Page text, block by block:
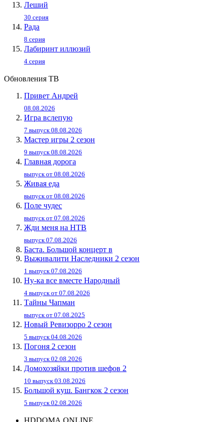
Леший
30 серия
Рада
8 серия
Лабиринт иллюзий
4 серия
Обновления ТВ
Привет Андpей
08.08.2026
Игра вслепую
7 выпуск 08.08.2026
Мастер игры 2 сезон
9 выпуск 08.08.2026
Главная дорога
выпуск от 08.08.2026
Живaя eдa
выпуск от 08.08.2026
Поле чудес
выпуск от 07.08.2026
Жди меня на НТВ
выпуск 07.08.2026
Баста. Большой концерт в
Выживалити Наследники 2 сезон
1 выпуск 07.08.2026
Ну-ка все вместе Народный
4 выпуск от 07.08.2026
Тайны Чапман
выпуск от 07.08.2025
Новый Ревизорро 2 сезон
5 выпуск 04.08.2026
Погоня 2 сезон
3 выпуск 02.08.2026
Домохозяйки против шефов 2
10 выпуск 03.08.2026
Большой куш. Бангкок 2 сезон
5 выпуск 02.08.2026
HDDOMA.ONLINE